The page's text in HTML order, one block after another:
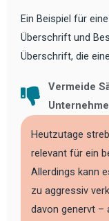
Ein Beispiel für
Überschrift und
Überschrift, die
Vermeide
Heutzutage
relevant für ein
Allerdings kann
zu aggressiv
davon genervt –